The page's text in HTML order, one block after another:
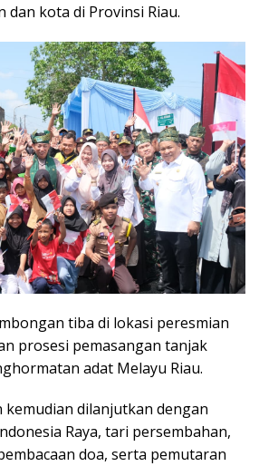
dan kota di Provinsi Riau.
tiba di lokasi peresmian
prosesi pemasangan tanjak
adat Melayu Riau.
kemudian dilanjutkan dengan
Raya, tari persembahan,
doa, serta pemutaran